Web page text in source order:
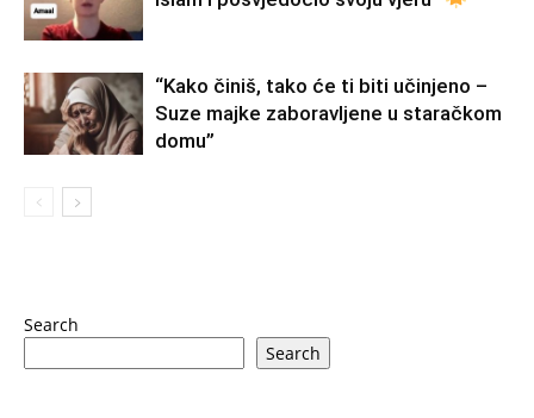
“Kako činiš, tako će ti biti učinjeno –
Suze majke zaboravljene u staračkom
domu”
Search
Search